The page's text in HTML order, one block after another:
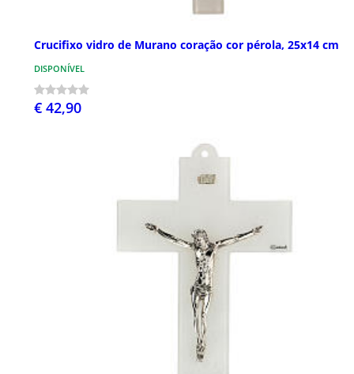
Crucifixo vidro de Murano coração cor pérola, 25x14 cm
DISPONÍVEL
€ 42,90